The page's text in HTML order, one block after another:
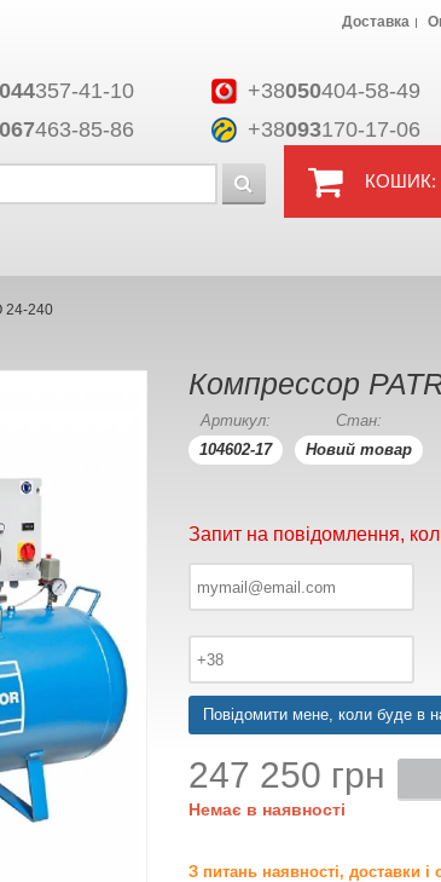
044357-41-10 +38050404-58-49
067463-85-86 +38093170-17-06
Доставка
КОШИК:
24-240
Компрессор
Артикул:
104602-17
Стан:
Новий товар
Запит на повідомлення,
Повідомити мене, коли буде в
247 250 грн
Немає в наявності
З питань наявності, доставки і